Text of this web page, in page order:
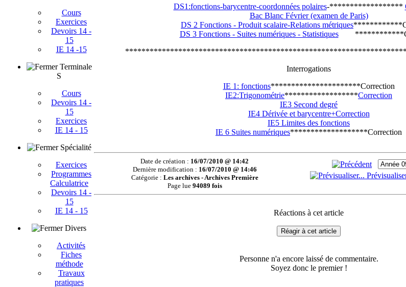
Cours
Exercices
Devoirs 14 -
15
IE 14 -15
Terminale
S
Cours
Devoirs 14 -
15
Exercices
IE 14 - 15
Spécialité
Exercices
Programmes
Calculatrice
Devoirs 14 -
15
IE 14 - 15
Divers
Activités
Fiches
méthode
Travaux
pratiques
DS1:fonctions-barycentre-coordonnées polaires-******************
Bac Blanc Février (examen de Paris)
DS 2 Fonctions - Produit scalaire-Relations métriques
DS 3 Fonctions - Suites numériques - Statistiques
Interrogations
IE 1: fonctions**********************Correction
IE2:Trigonométrie******************Correction
IE3 Second degré
IE4 Dérivée et barycentre+Correction
IE5 Limites des fonctions
IE 6 Suites numériques*******************Correction
Date de création : 16/07/2010 @ 14:42
Dernière modification : 16/07/2010 @ 14:46
Catégorie : Les archives - Archives Première
Page lue 94089 fois
Réactions à cet article
Réagir à cet article
Personne n'a encore laissé de commentaire.
Soyez donc le premier !